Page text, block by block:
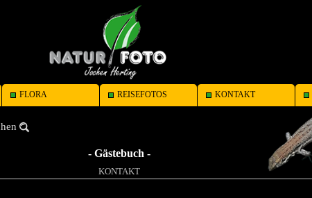
FLORA REISEFOTOS KONTAKT
- Gästebuch -
KONTAKT